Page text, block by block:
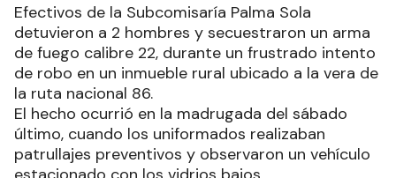
Efectivos de la Subcomisaría Palma Sola
detuvieron a 2 hombres y secuestraron un arma
de fuego calibre 22, durante un frustrado intento
de robo en un inmueble rural ubicado a la vera de
la ruta nacional 86.
El hecho ocurrió en la madrugada del sábado
último, cuando los uniformados realizaban
patrullajes preventivos y observaron un vehículo